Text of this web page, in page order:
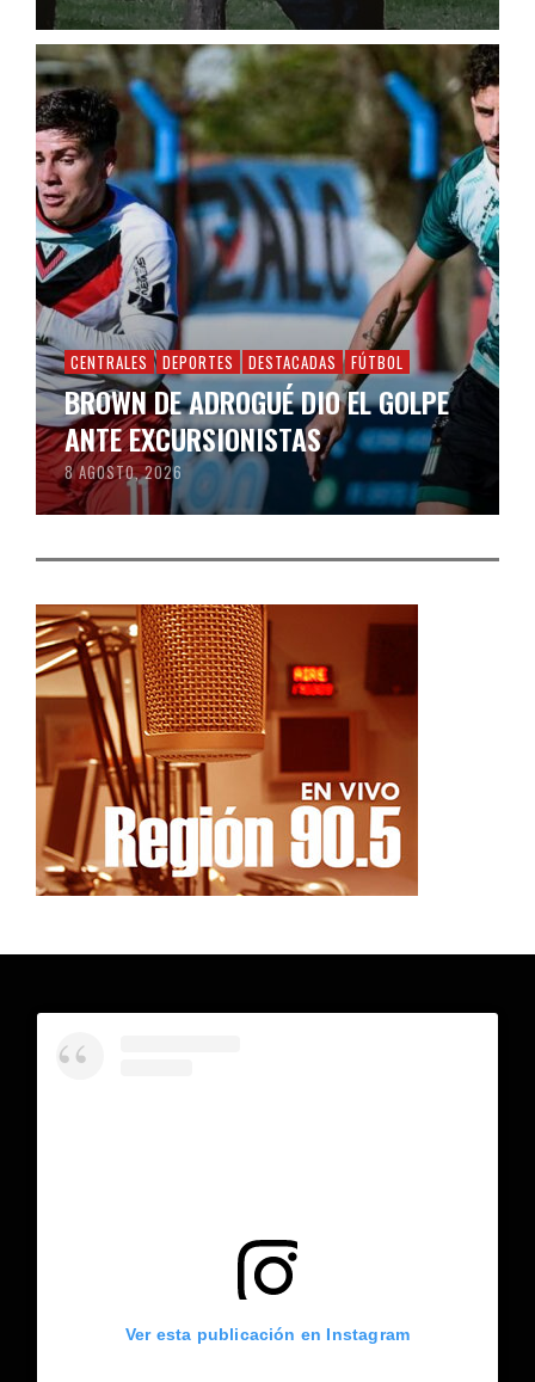
CENTRALES DEPORTES DESTACADAS FÚTBOL
BROWN DE ADROGUÉ DIO EL GOLPE
ANTE EXCURSIONISTAS
8 AGOSTO, 2026
Ver esta publicación en Instagram